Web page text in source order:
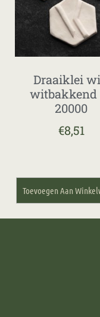
Draaiklei
witbakkend
20000
€8,51
Toevoegen Aan